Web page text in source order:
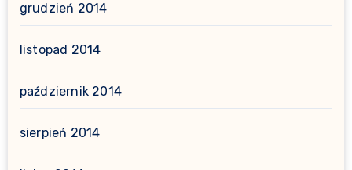
grudzień 2014
listopad 2014
październik 2014
sierpień 2014